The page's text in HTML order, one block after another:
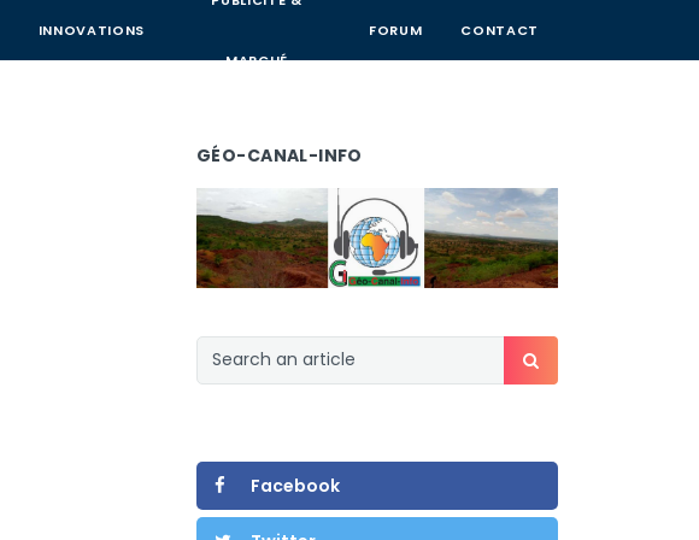
INNOVATIONS
MARCHÉ
FORUM CONTACT
GÉO-CANAL-INFO
Facebook